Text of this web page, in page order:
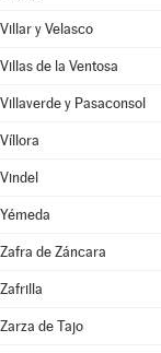
Villar y Velasco
Villas de la Ventosa
Villaverde y Pasaconsol
Víllora
Vindel
Yémeda
Zafra de Záncara
Zafrilla
Zarza de Tajo